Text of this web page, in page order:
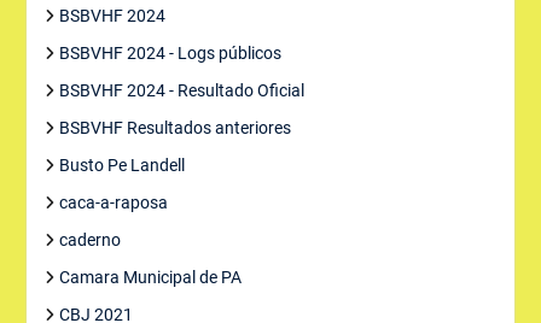
BSBVHF 2024
BSBVHF 2024 - Logs públicos
BSBVHF 2024 - Resultado Oficial
BSBVHF Resultados anteriores
Busto Pe Landell
caca-a-raposa
caderno
Camara Municipal de PA
CBJ 2021